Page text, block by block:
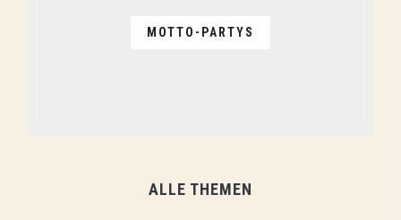
MOTTO-PARTYS
ALLE THEMEN